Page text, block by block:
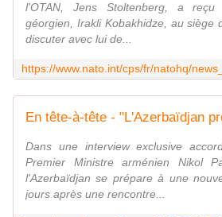
l'OTAN, Jens Stoltenberg, a
géorgien, Irakli Kobakhidze, au siège
discuter avec lui de...
Dans une interview exclusive
Premier Ministre arménien Nikol
l'Azerbaïdjan se prépare à une
jours après une rencontre...